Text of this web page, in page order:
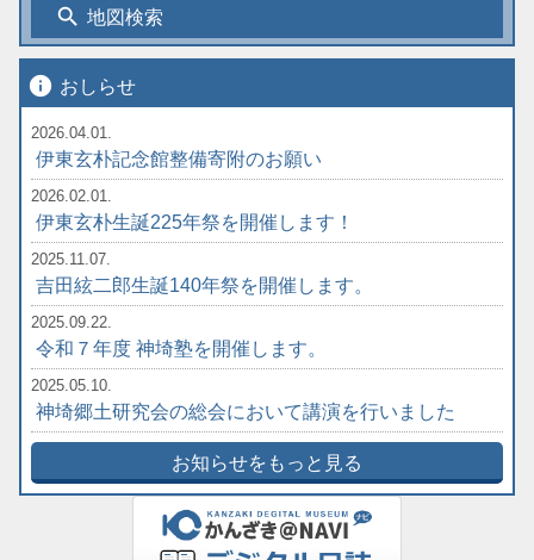
search 地図検索
info おしらせ
2026.04.01.
伊東玄朴記念館整備寄附のお願い
2026.02.01.
伊東玄朴生誕225年祭を開催します！
2025.11.07.
吉田絃二郎生誕140年祭を開催します。
2025.09.22.
令和７年度 神埼塾を開催します。
2025.05.10.
神埼郷土研究会の総会において講演を行いました
お知らせをもっと見る